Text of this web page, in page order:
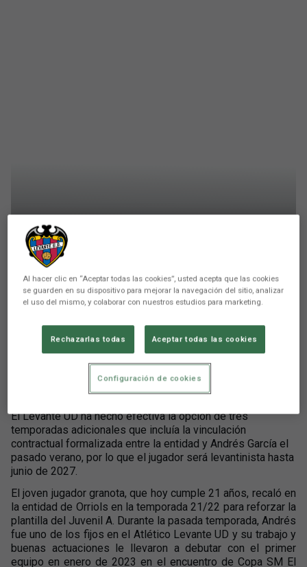
PRIMER EQUIPO
Andrés García seguirá en el
Levante UD hasta 2027
El Levante UD ha hecho efectiva la opción de tres
temporadas adicionales que incluía la vinculación
contractual formalizada entre la entidad y Andrés García el
pasado verano, por lo que el jugador será levantinista hasta
junio de 2027.
El joven jugador granota, que hoy cumple 21 años, recaló en
la entidad de Orriols en la temporada 21/22 para reforzar la
plantilla del Juvenil A. Durante la pasada temporada, Andrés
fue uno de los fijos en el Atlético Levante UD y su trabajo y
buenas actuaciones le llevaron a debutar con el primer
equipo en enero de 2023 en el encuentro de Copa SM El
Al hacer clic en “Aceptar todas las cookies”, usted acepta que las cookies
se guarden en su dispositivo para mejorar la navegación del sitio, analizar
el uso del mismo, y colaborar con nuestros estudios para marketing.
Rechazarlas todas Aceptar todas las cookies
Configuración de cookies